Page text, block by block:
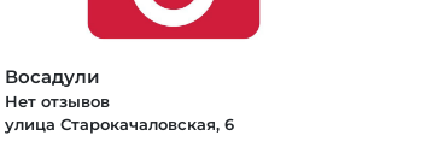
Восадули
Нет отзывов
улица Старокачаловская, 6